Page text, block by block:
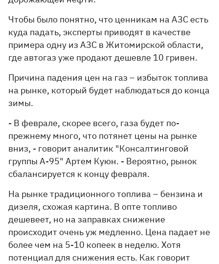
Чтобы было понятно, что ценникам на АЗС есть
куда падать, эксперты приводят в качестве
примера одну из АЗС в Житомирской области,
где автогаз уже продают дешевле 10 гривен.
Причина падения цен на газ – избыток топлива
на рынке, который будет наблюдаться до конца
зимы.
- В феврале, скорее всего, газа будет по-
прежнему много, что потянет цены на рынке
вниз, - говорит аналитик "Консалтинговой
группы А-95" Артем Куюн. - Вероятно, рынок
сбалансируется к концу февраля.
На рынке традиционного топлива – бензина и
дизеля, схожая картина. В опте топливо
дешевеет, но на заправках снижение
происходит очень уж медленно. Цена падает не
более чем на 5-10 копеек в неделю. Хотя
потенциал для снижения есть. Как говорит